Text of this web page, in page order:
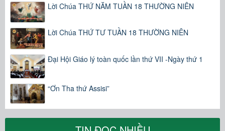
Lời Chúa THỨ NĂM TUẦN 18 THƯỜNG NIÊN
Lời Chúa THỨ TƯ TUẦN 18 THƯỜNG NIÊN
Đại Hội Giáo lý toàn quốc lần thứ VII -Ngày thứ 1
“Ơn Tha thứ Assisi”